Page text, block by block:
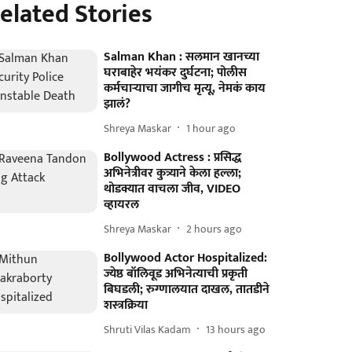
Stories
Salman Khan : सलमान खानच्या
घराबाहेर भयंकर दुर्घटना; पोलीस
कर्मचाऱ्याचा जागीच मृत्यू, नेमकं काय
झालं?
Shreya Maskar 1 hour ago
Bollywood Actress : प्रसिद्ध
अभिनेत्रीवर कुत्र्याने केला हल्ला;
थोडक्यात वाचला जीव, VIDEO
व्हायरल
Shreya Maskar 2 hours ago
Bollywood Actor Hospitalized:
ज्येष्ठ बॉलिवूड अभिनेत्याची प्रकृती
बिघडली; रुग्णालयात दाखल, तातडीने
शस्त्रक्रिया
Shruti Vilas Kadam 13 hours ago